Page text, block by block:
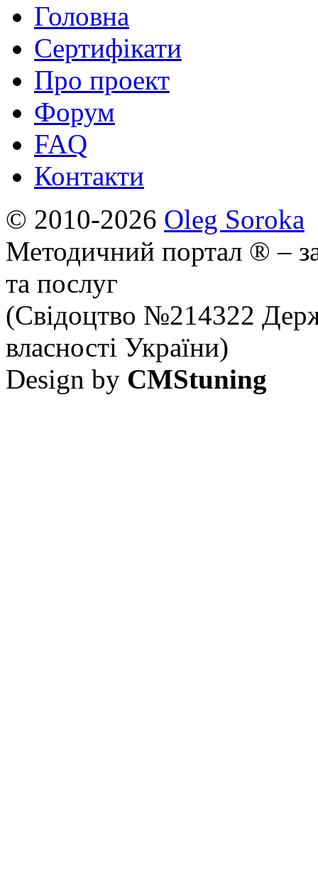
Головна
Сертифікати
Про проект
Форум
FAQ
Контакти
© 2010-2026 Oleg Soroka
Методичний портал ® –
та послуг
(Свідоцтво №214322
власності України)
Design by CMStuning